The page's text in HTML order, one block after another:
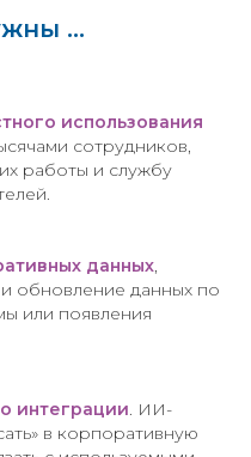
...
использования
сотрудников,
работы и службу
данных
обновление данных по
или появления
интеграции . ИИ-
в корпоративную